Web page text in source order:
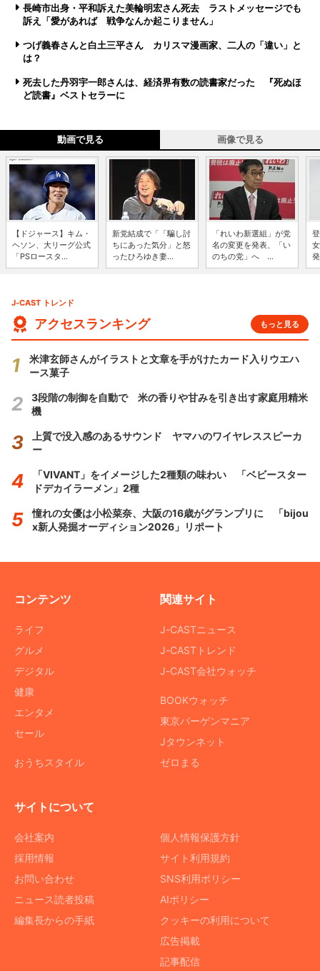
長崎市出身・平和訴えた美輪明宏さん死去 ラストメッセージでも
訴え「愛があれば 戦争なんか起こりません」
つげ義春さんと白土三平さん カリスマ漫画家、二人の「違い」と
は？
死去した丹羽宇一郎さんは、経済界有数の読書家だった 『死ぬほ
ど読書』ベストセラーに
動画で見る 画像で見る
【ドジャース】キム・
ヘソン、大リーグ公式
「PSロースタ...
新党結成で「「騙し討
ちにあった気分」と怒
ったひろゆき妻...
「れいわ新選組」が党
名の変更を発表、「い
のちの党」へ ...
J-CAST トレンド
アクセスランキング もっと見る
米津玄師さんがイラストと文章を手がけたカード入りウエハ
ース菓子
3段階の制御を自動で 米の香りや甘みを引き出す家庭用精米
機
上質で没入感のあるサウンド ヤマハのワイヤレススピーカ
ー
「VIVANT」をイメージした2種類の味わい 「ベビースター
ドデカイラーメン」2種
憧れの女優は小松菜奈、大阪の16歳がグランプリに 「bijou
x新人発掘オーディション2026」リポート
コンテンツ
ライフ
グルメ
デジタル
健康
エンタメ
セール
おうちスタイル
関連サイト
J-CASTニュース
J-CASTトレンド
J-CAST会社ウォッチ
BOOKウォッチ
東京バーゲンマニア
Jタウンネット
ゼロまる
サイトについて
会社案内
採用情報
お問い合わせ
ニュース読者投稿
編集長からの手紙
個人情報保護方針
サイト利用規約
SNS利用ポリシー
AIポリシー
クッキーの利用について
広告掲載
記事配信